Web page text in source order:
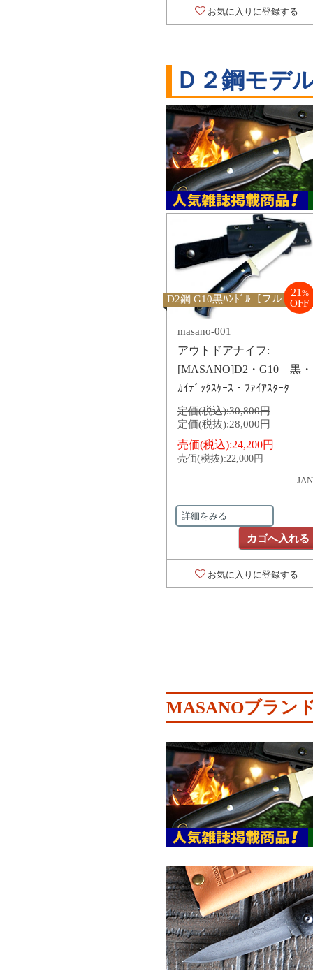
お気に入りに登録する
Ｄ２鋼モデ
D2鋼 G10黒ﾊﾝﾄﾞﾙ【フルタン
21 %
OFF
masano-001
アウトドアナイフ:
[MASANO]D2・G10 黒・
ｶｲﾃﾞｯｸｽｹｰｽ・ﾌｧｲｱｽﾀｰﾀ
定価(税込):30,800円
定価(税抜):28,000円
売価(税込):24,200円
売価(税抜):22,000円
詳細をみる
カゴへ入れる
お気に入りに登録する
MASANOブラン